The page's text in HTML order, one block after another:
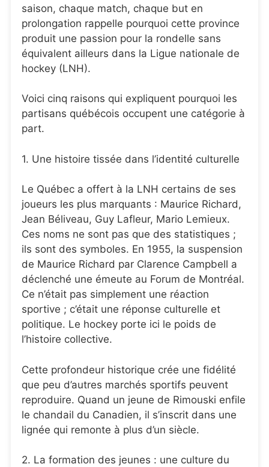
saison, chaque match, chaque but en
prolongation rappelle pourquoi cette province
produit une passion pour la rondelle sans
équivalent ailleurs dans la Ligue nationale de
hockey (LNH).
Voici cinq raisons qui expliquent pourquoi les
partisans québécois occupent une catégorie à
part.
1. Une histoire tissée dans l’identité culturelle
Le Québec a offert à la LNH certains de ses
joueurs les plus marquants : Maurice Richard,
Jean Béliveau, Guy Lafleur, Mario Lemieux.
Ces noms ne sont pas que des statistiques ;
ils sont des symboles. En 1955, la suspension
de Maurice Richard par Clarence Campbell a
déclenché une émeute au Forum de Montréal.
Ce n’était pas simplement une réaction
sportive ; c’était une réponse culturelle et
politique. Le hockey porte ici le poids de
l’histoire collective.
Cette profondeur historique crée une fidélité
que peu d’autres marchés sportifs peuvent
reproduire. Quand un jeune de Rimouski enfile
le chandail du Canadien, il s’inscrit dans une
lignée qui remonte à plus d’un siècle.
2. La formation des jeunes : une culture du